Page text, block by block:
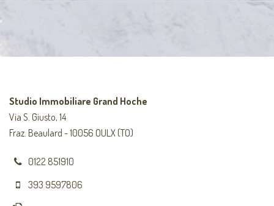
Studio Immobiliare Grand Hoche
Via S. Giusto, 14
Fraz. Beaulard - 10056 OULX (TO)
0122 851910
393 9597806